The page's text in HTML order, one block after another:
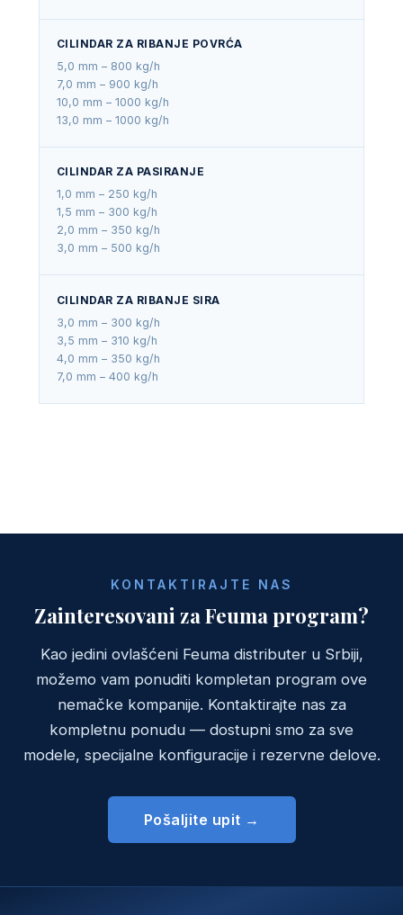
CILINDAR ZA RIBANJE POVRĆA
5,0 mm – 800 kg/h
7,0 mm – 900 kg/h
10,0 mm – 1000 kg/h
13,0 mm – 1000 kg/h
CILINDAR ZA PASIRANJE
1,0 mm – 250 kg/h
1,5 mm – 300 kg/h
2,0 mm – 350 kg/h
3,0 mm – 500 kg/h
CILINDAR ZA RIBANJE SIRA
3,0 mm – 300 kg/h
3,5 mm – 310 kg/h
4,0 mm – 350 kg/h
7,0 mm – 400 kg/h
KONTAKTIRAJTE NAS
Zainteresovani za Feuma program?
Kao jedini ovlašćeni Feuma distributer u Srbiji,
možemo vam ponuditi kompletan program ove
nemačke kompanije. Kontaktirajte nas za
kompletnu ponudu — dostupni smo za sve
modele, specijalne konfiguracije i rezervne delove.
Pošaljite upit →